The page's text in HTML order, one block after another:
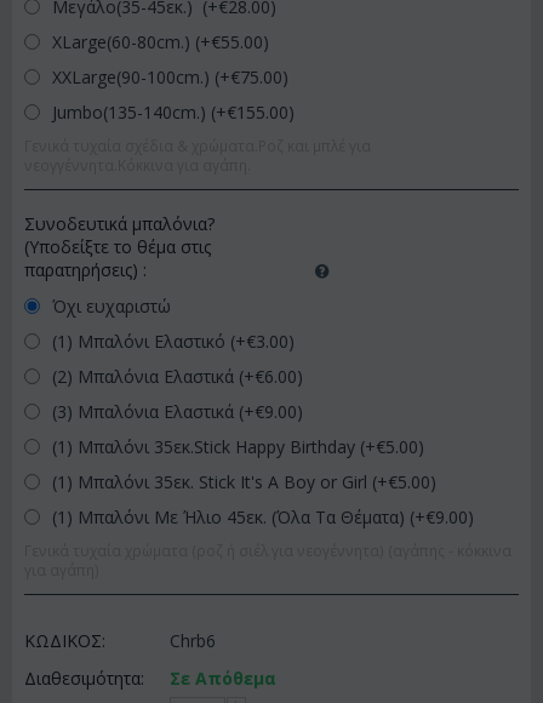
Μεγάλο(35-45εκ.) (+€28.00)
XLarge(60-80cm.) (+€55.00)
XXLarge(90-100cm.) (+€75.00)
Jumbo(135-140cm.) (+€155.00)
Συνοδευτικά μπαλόνια?
(Υποδείξτε το θέμα στις
παρατηρήσεις) :
Όχι ευχαριστώ
(1) Μπαλόνι Ελαστικό (+€3.00)
(2) Μπαλόνια Ελαστικά (+€6.00)
(3) Μπαλόνια Ελαστικά (+€9.00)
(1) Μπαλόνι 35εκ.Stick Happy Birthday (+€5.00)
(1) Μπαλόνι 35εκ. Stick It's A Boy or Girl (+€5.00)
(1) Μπαλόνι Με Ήλιο 45εκ. (Όλα Τα Θέματα) (+€9.00)
ΚΩΔΙΚΟΣ:
Chrb6
Διαθεσιμότητα:
Σε Απόθεμα